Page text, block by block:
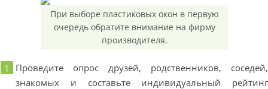
При выборе пластиковых окон в первую
очередь обратите внимание на фирму
производителя.
Проведите опрос друзей, родственников, соседей,
знакомых и составьте индивидуальный рейтинг